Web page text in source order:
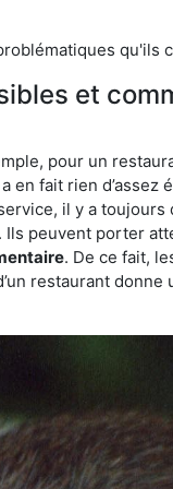
qu'ils
et
pour un
fait rien
il y a
peuvent porter
. De ce fait,
restaurant